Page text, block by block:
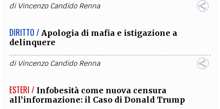
di Vincenzo Candido Renna
DIRITTO / Apologia di mafia e istigazione a
delinquere
di Vincenzo Candido Renna
ESTERI / Infobesità come nuova censura
all’informazione: il Caso di Donald Trump